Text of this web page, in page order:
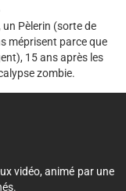
Pèlerin (sorte de
méprisent parce que
15 ans après les
zombie.
vidéo, animé par une